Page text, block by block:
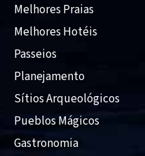
Melhores Praias
Melhores Hotéis
Passeios
Planejamento
Sítios Arqueológicos
Pueblos Mágicos
Gastronomia